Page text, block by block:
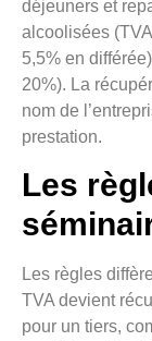
déjeuners et
alcoolisées
5,5% en
20%). La
nom de
prestation.
Les
Les règles
TVA devient
pour un tiers,